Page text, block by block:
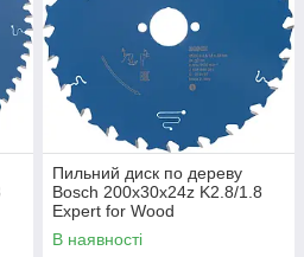
Пильний диск по дереву
Bosch 200x30x24z K2.8/1.8
Expert for Wood
В наявності